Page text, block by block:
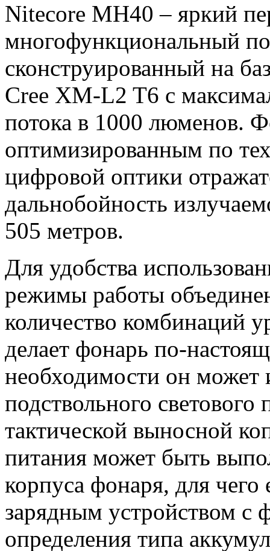
Nitecore MH40 – яркий
многофункциональный
сконструированный на
Cree XM-L2 T6 с
потока в 1000 люменов.
оптимизированным по
цифровой оптики
дальнобойность
505 метров.
Для удобства
режимы работы
количество комбинаций
делает фонарь по-
необходимости он может
подствольного
тактической выносной
питания может быть
корпуса фонаря, для
зарядным устройством с
определения типа